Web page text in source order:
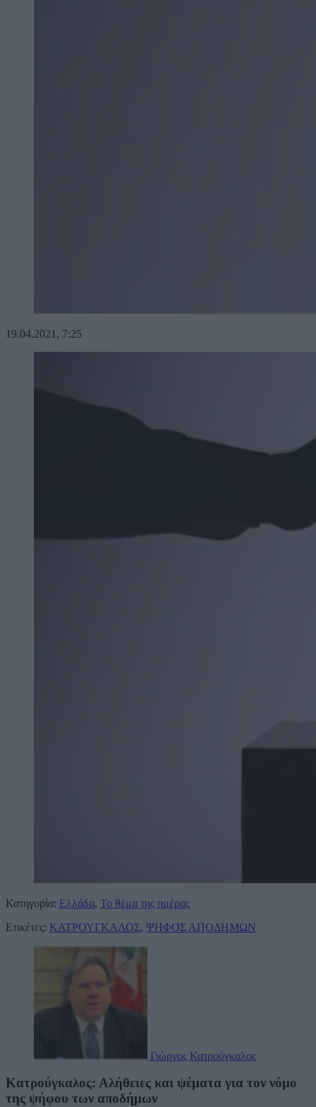
19.04.2021, 7:25
Κατηγορία: Ελλάδα, Το θέμα της ημέρας
Ετικέτες: ΚΑΤΡΟΥΓΚΑΛΟΣ, ΨΗΦΟΣ ΑΠΟΔΗΜΩΝ
Γιώργος Κατρούγκαλος
Κατρούγκαλος: Αλήθειες και ψέματα για τον νόμο
της ψήφου των αποδήμων